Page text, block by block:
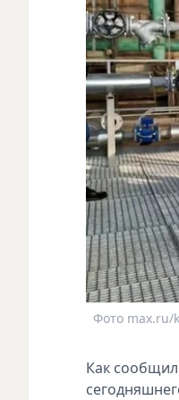
Фото max.ru/
Как